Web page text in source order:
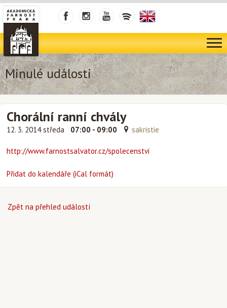
Minulé události
Chorální ranní chvály
12. 3. 2014 středa 07:00 - 09:00 sakristie
http://www.farnostsalvator.cz/spolecenstvi
Přidat do kalendáře (iCal formát)
Zpět na přehled událostí